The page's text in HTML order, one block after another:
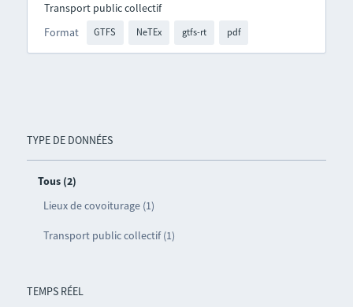
TYPE DE DONNÉES
Tous (2)
Lieux de covoiturage (1)
Transport public collectif (1)
TEMPS RÉEL
Format GTFS NeTEx gtfs-rt pdf
Transport public collectif